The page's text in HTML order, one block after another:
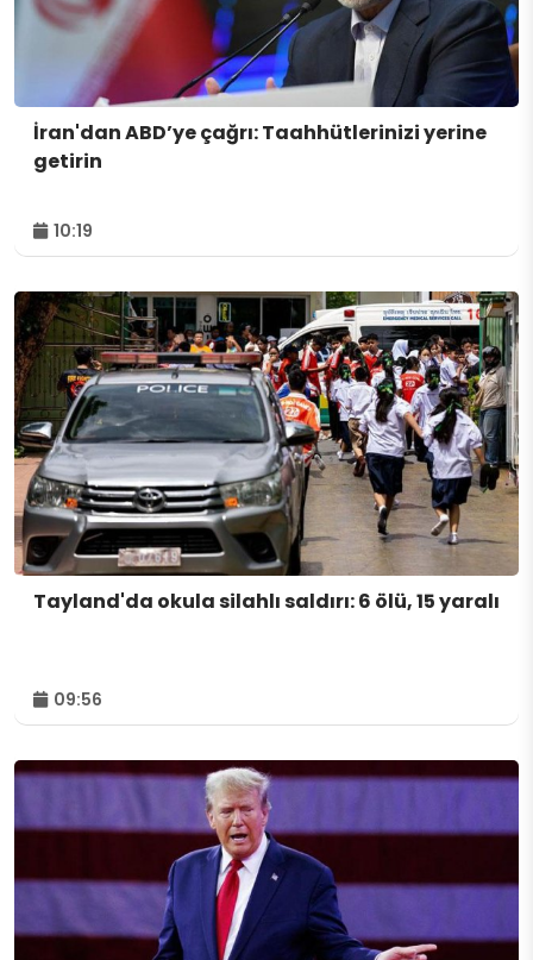
İran'dan ABD’ye çağrı: Taahhütlerinizi yerine
getirin
10:19
Tayland'da okula silahlı saldırı: 6 ölü, 15 yaralı
09:56